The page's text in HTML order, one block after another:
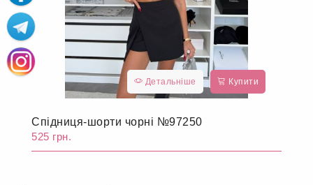
Детальніше Купити
Спідниця-шорти чорні №97250
525 грн.